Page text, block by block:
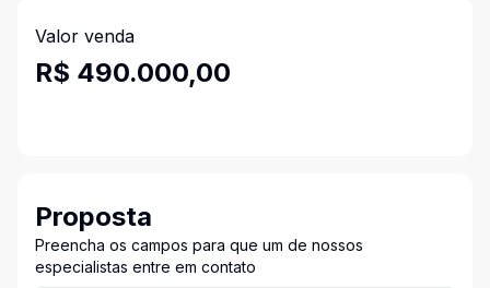
Valor venda
R$ 490.000,00
Proposta
Preencha os campos para que um de nossos
especialistas entre em contato